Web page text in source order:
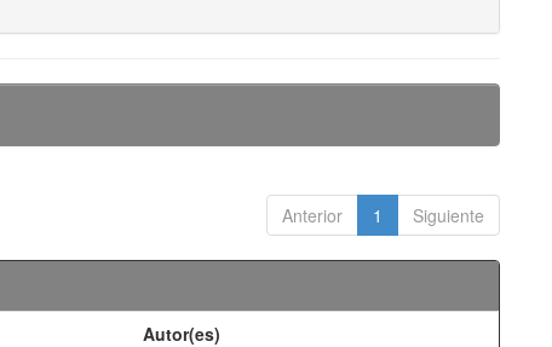
Anterior 1 Siguiente
Autor(es)